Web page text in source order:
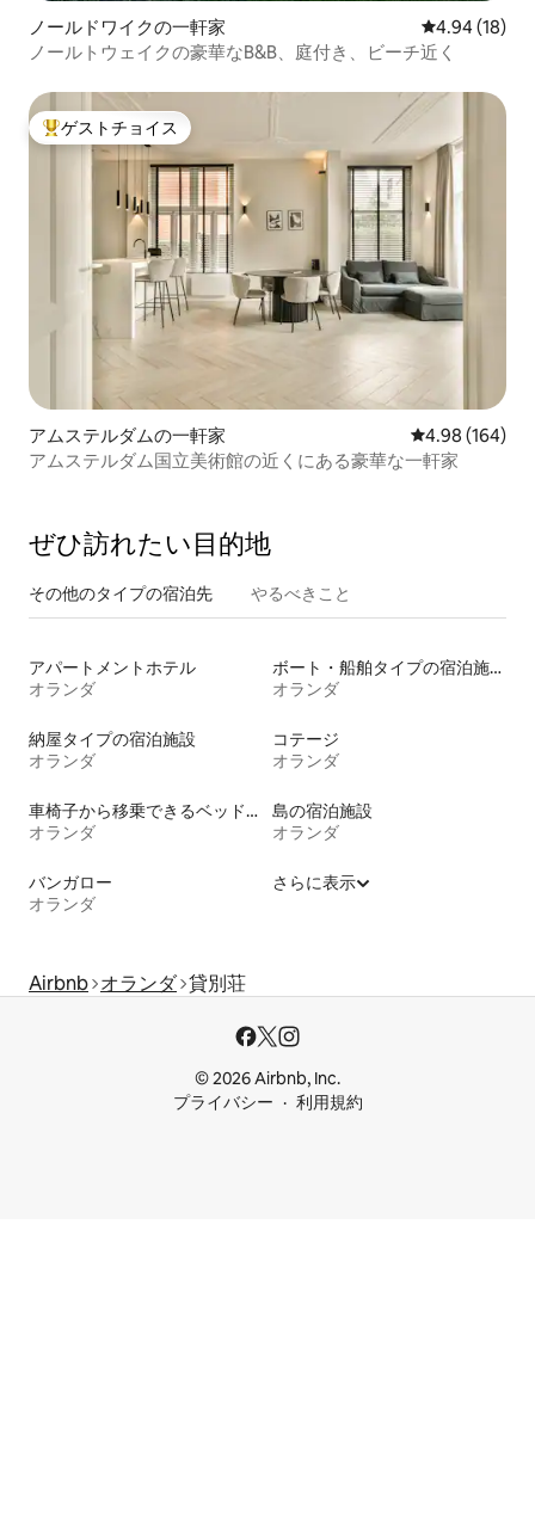
ノールドワイクの一軒家 レビュー18
4.94 (18)
ノールトウェイクの豪華なB&B、庭付き、ビーチ近く
大好評のゲストチョイスです。
ゲストチョイス
アムステルダムの一軒家 レビュー164
4.98 (164)
アムステルダム国立美術館の近くにある豪華な一軒家
ぜひ訪⁠れ⁠た⁠い目⁠的⁠地
その他のタ⁠イ⁠プ⁠の宿⁠泊⁠先 やるべきこと
アパートメントホテル
オランダ
ボート・船舶タイプの宿泊施設
オランダ
納屋タイプの宿泊施設
オランダ
コテージ
オランダ
車椅子から移乗できるベッドがある宿泊施設
オランダ
島の宿泊施設
オランダ
バンガロー
オランダ
さらに表示
Airbnb オランダ 貸別荘
© 2026 Airbnb, Inc.
プライバシー
利用規約